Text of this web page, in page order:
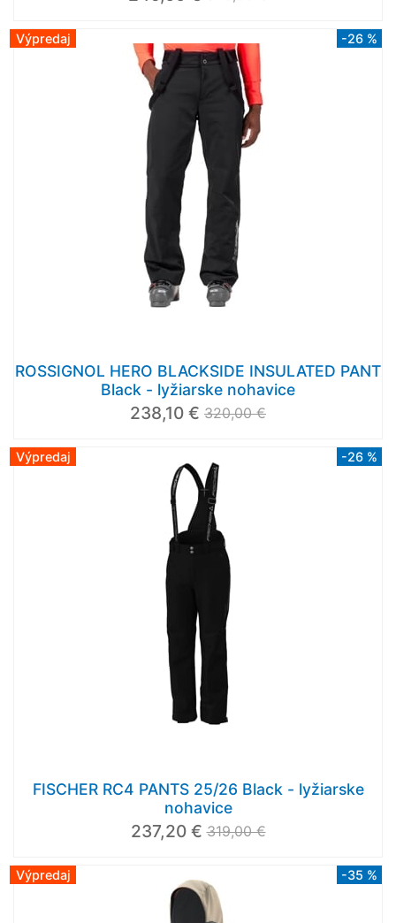
Výpredaj -26 %
ROSSIGNOL HERO BLACKSIDE INSULATED PANT
Black - lyžiarske nohavice
238,10 € 320,00 €
Výpredaj -26 %
FISCHER RC4 PANTS 25/26 Black - lyžiarske
nohavice
237,20 € 319,00 €
Výpredaj -35 %